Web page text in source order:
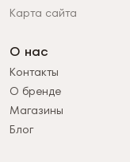
Карта сайта
О нас
Контакты
О бренде
Магазины
Блог